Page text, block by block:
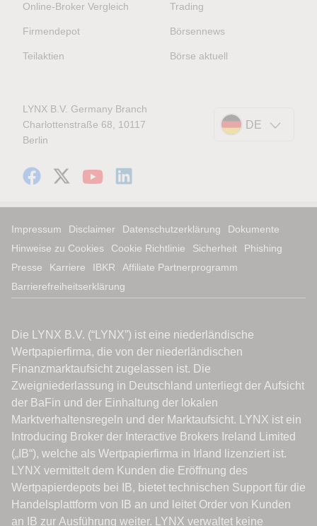
Online-Broker Vergleich
Firmendepot
Teilaktien
Trading
Börsennews
Börse aktuell
LYNX B.V. Germany Branch
Charlottenstraße 68, 10117
Berlin
DE
Impressum Disclaimer Datenschutzerklärung
Dokumente
Hinweise zu Cookies
Cookie Richtlinie Sicherheit
Phishing
Presse
Karriere IBKR
Affiliate Partnerprogramm
Barrierefreiheitserklärung